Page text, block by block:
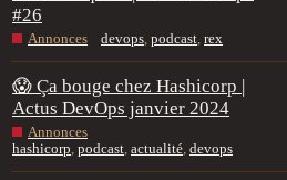
#26
Annonces devops, podcast, rex
😱 Ça bouge chez Hashicorp |
Actus DevOps janvier 2024
Annonces
hashicorp, podcast, actualité, devops